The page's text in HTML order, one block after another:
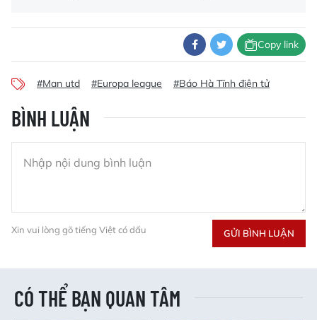
Copy link
#Man utd #Europa league #Báo Hà Tĩnh điện tử
BÌNH LUẬN
Xin vui lòng gõ tiếng Việt có dấu GỬI BÌNH LUẬN
CÓ THỂ BẠN QUAN TÂM